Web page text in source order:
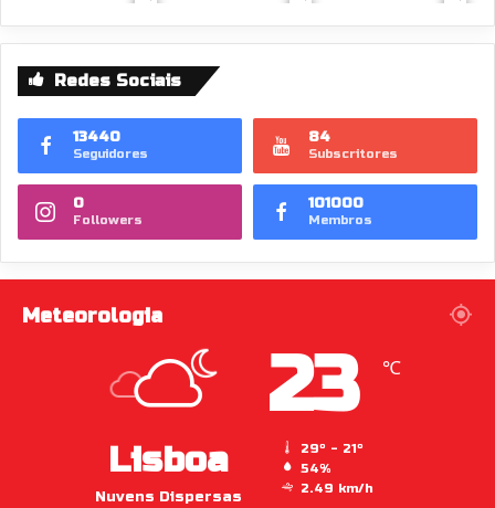
Redes Sociais
13440
Seguidores
84
Subscritores
0
Followers
101000
Membros
Meteorologia
Lisboa
Nuvens Dispersas
23 ℃
29º - 21º
54%
2.49 km/h